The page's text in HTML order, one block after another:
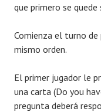
que primero se quede
Comienza el turno de
mismo orden.
El primer jugador le
una carta (Do you
pregunta deberá